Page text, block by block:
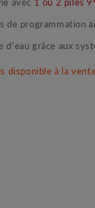
de programmation
d'eau grâce aux
disponible à la